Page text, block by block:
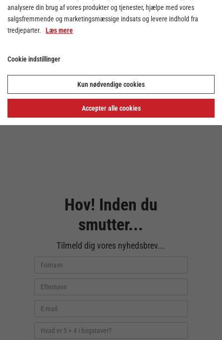
Hov! Inden du
smutter...
Tilmeld dig vores nyhedsbrev...
analysere din brug af vores produkter og tjenester, hjælpe med vores
salgsfremmende og marketingsmæssige indsats og levere indhold fra
tredjeparter. Læs mere
Cookie indstillinger
Kun nødvendige cookies
Accepter alle cookies